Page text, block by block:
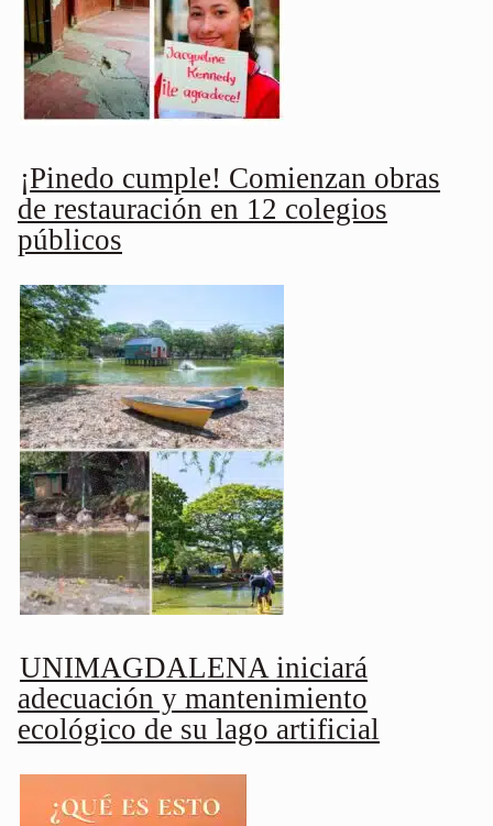
¡Pinedo cumple! Comienzan obras
de restauración en 12 colegios
públicos
UNIMAGDALENA iniciará
adecuación y mantenimiento
ecológico de su lago artificial